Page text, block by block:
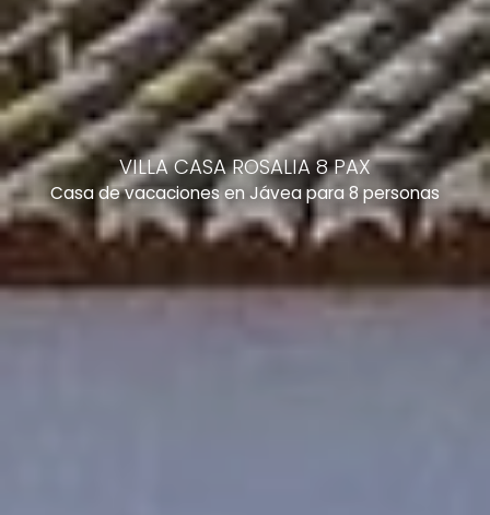
VILLA CASA ROSALIA 8 PAX
Casa de vacaciones en Jávea para 8 personas